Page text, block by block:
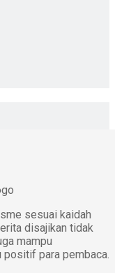
sesuai kaidah
disajikan tidak
mampu
para pembaca.